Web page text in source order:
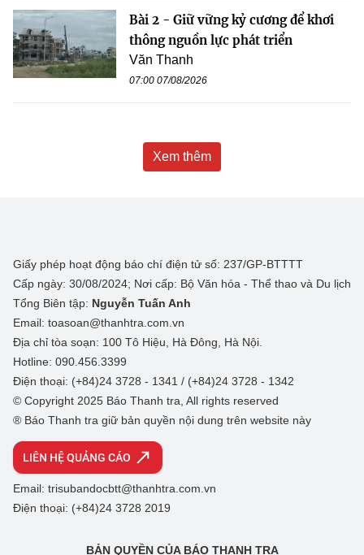
Bài 2 - Giữ vững kỷ cương để khơi
thông nguồn lực phát triển
Văn Thanh
07:00 07/08/2026
Xem thêm
Giấy phép hoạt động báo chí điện tử số: 237/GP-BTTTT
Cấp ngày: 30/08/2024; Nơi cấp: Bộ Văn hóa - Thể thao và Du lịch
Tổng Biên tập: Nguyễn Tuấn Anh
Email: toasoan@thanhtra.com.vn
Địa chỉ tòa soạn: 100 Tô Hiệu, Hà Đông, Hà Nội.
Hotline: 090.456.3399
Điện thoại: (+84)24 3728 - 1341 / (+84)24 3728 - 1342
© Copyright 2025 Báo Thanh tra, All rights reserved
® Báo Thanh tra giữ bản quyền nội dung trên website này
LIÊN HỆ QUẢNG CÁO
Email: trisubandocbtt@thanhtra.com.vn
Điện thoại: (+84)24 3728 2019
BẢN QUYỀN CỦA BÁO THANH TRA